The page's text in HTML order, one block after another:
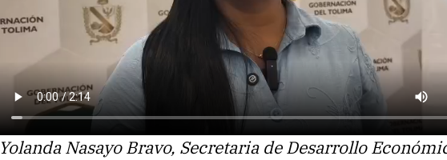
Yolanda Nasayo Bravo, Secretaria de Desarrollo